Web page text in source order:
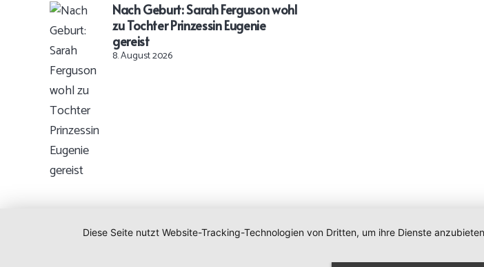
Nach Geburt: Sarah Ferguson wohl
zu Tochter Prinzessin Eugenie
gereist
8. August 2026
Diese Seite nutzt Website-Tracking-Technologien von Dritten, um ihre Dienste